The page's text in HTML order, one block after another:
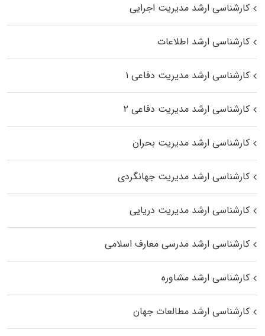
کارشناسی ارشد مدیریت اجرایی
کارشناسی ارشد اطلاعات
کارشناسی ارشد مدیریت دفاعی ۱
کارشناسی ارشد مدیریت دفاعی ۲
کارشناسی ارشد مدیریت بحران
کارشناسی ارشد مدیریت جهانگردی
کارشناسی ارشد مدیریت دریایی
کارشناسی ارشد مدرسی معارف اسلامی
کارشناسی ارشد مشاوره
کارشناسی ارشد مطالعات جهان